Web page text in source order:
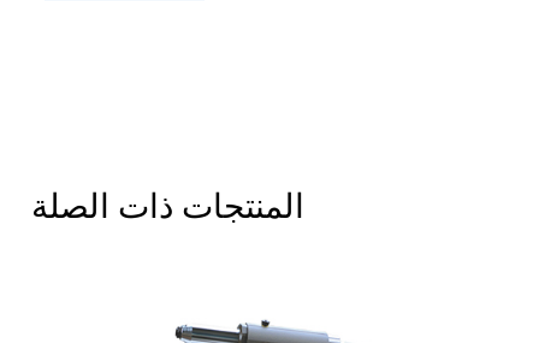
المنتجات ذات الصلة